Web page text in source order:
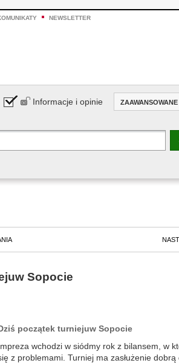
NEWSLETTER
Informacje i opinie ZAAWANSOWANE
Sopocie
początek turniejuw Sopocie
wchodzi w siódmy rok z bilansem, w
z problemami. Turniej ma zasłużenie